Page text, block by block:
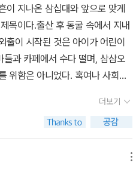
이 지나온 삼십대와 앞으로 맞게
목이다.​출산 후 동굴 속에서 지내
출이 시작된 것은 아이가 어린이
과 카페에서 수다 떨며, 삼삼오
위함은 아니었다. 혹여나 사회성
그래도 그렇게라도 한 번의 탈피
강요하지 않았지만 희생하는 엄
마음 서글프게 한다.​꼭 생각해
생각이 들었다. 우리 모두가 부
더보기